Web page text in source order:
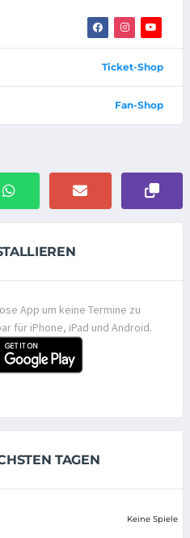
Ticket-Shop
Fan-Shop
App um keine Termine zu
für iPhone, iPad und Android.
TAGEN
Keine Spiele